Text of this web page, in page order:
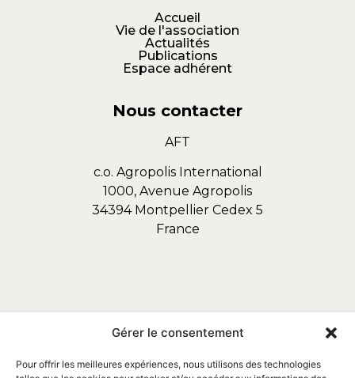
Gérer le consentement
Pour offrir les meilleures expériences, nous utilisons des technologies
Accueil
Vie de l'association
Actualités
Publications
Espace adhérent
Nous contacter
AFT
c.o. Agropolis International
1000, Avenue Agropolis
34394 Montpellier Cedex 5
France